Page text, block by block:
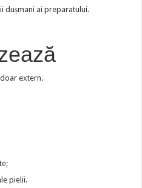
dușmani ai preparatului.
extern.
pielii.